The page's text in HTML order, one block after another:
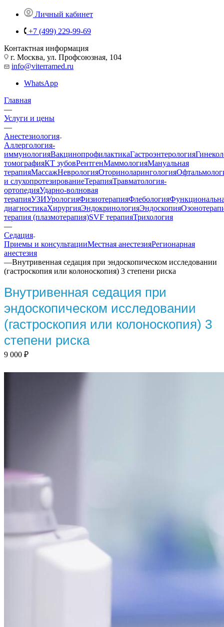
Личный кабинет
+7 (499) 229-99-69
Контактная информация
г. Москва, ул. Профсоюзная, 104
info@viterramed.ru
WhatsApp
Главная
—
Услуги и цены
—
Анестезиология
Аллергология-
иммунологияВакцинопрофилактикаГастроэнтерология
томографияКТ зубовРентгенМаммологияМануальная
терапияМассажНеврологияОториноларингология
и слухопротезированиеТерапияТравматология-
ортопедияУдарно-волновая
терапияУЗИУрологияФизиотерапияФлебология
диагностикаХирургияЭндокринологияЭндоскопия
терапия (плазмотерапия)SVF терапияТрихология
—
Седация
Приемы и консультацииМестная анестезияРегионарная
анестезия
—Внутривенная седация при эндоскопическом исследовании
(гастроскопия или колоноскопия) 3 степени риска
Внутривенная седация при
эндоскопическом исследовании
(гастроскопия или колоноскопия) 3
степени риска
9 000 ₽